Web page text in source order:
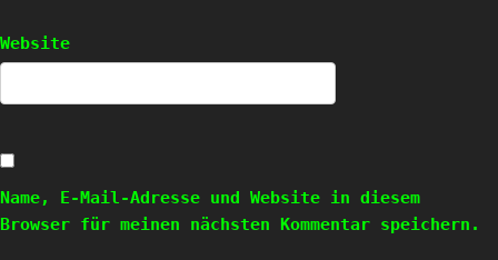
Website
Name, E-Mail-Adresse und Website in diesem
Browser für meinen nächsten Kommentar speichern.